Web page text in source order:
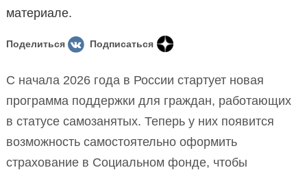
материале.
Поделиться Подписаться
С начала 2026 года в России стартует новая
программа поддержки для граждан, работающих
в статусе самозанятых. Теперь у них появится
возможность самостоятельно оформить
страхование в Социальном фонде, чтобы